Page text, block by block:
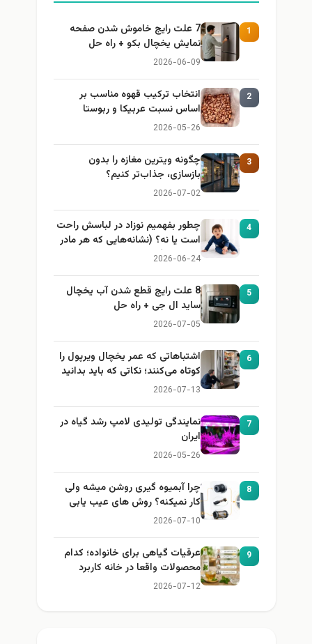
1
7 علت رایج خاموش شدن صفحه
نمایش یخچال بکو + راه حل
2026-06-09
2
انتخاب ترکیب قهوه مناسب بر
اساس نسبت عربیکا و ربوستا
2026-05-26
3
چگونه ویترین مغازه را بدون
بازسازی، جذاب‌تر کنیم؟
2026-07-02
4
چطور بفهمیم نوزاد در لباسش راحت
است یا نه؟ (نشانه‌هایی که هر مادر
باید بداند)
2026-06-24
5
8 علت رایج قطع شدن آب یخچال
ساید ال جی + راه حل
2026-07-05
6
اشتباهاتی که عمر یخچال ویرپول را
کوتاه می‌کنند؛ نکاتی که باید بدانید
2026-07-13
7
نمایندگی تولیدی لامپ رشد گیاه در
ایران
2026-05-26
8
چرا آبمیوه گیری روشن میشه ولی
کار نمیکنه؟ روش های عیب یابی
2026-07-10
9
عرقیات گیاهی برای خانواده؛ کدام
محصولات واقعا در خانه کاربرد
دارند؟
2026-07-12